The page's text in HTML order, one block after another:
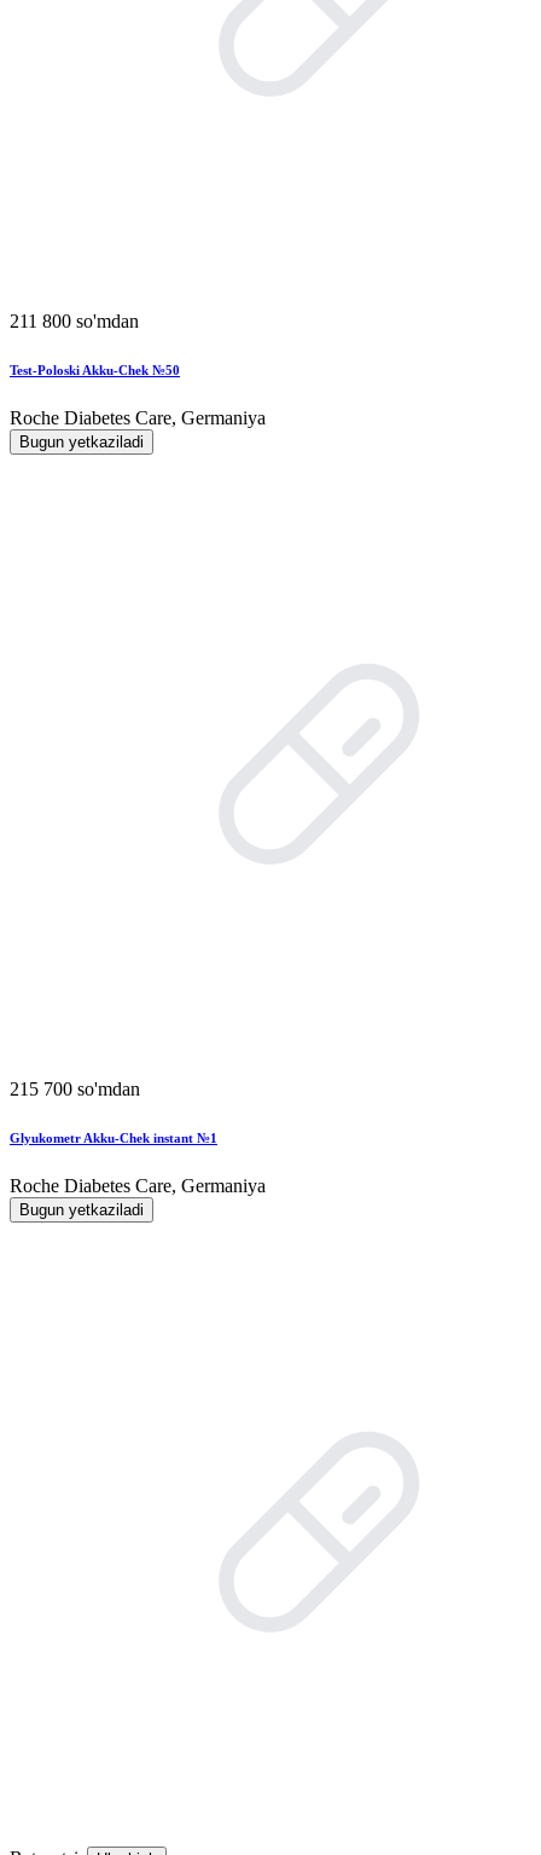
211 800 so'mdan
Test-Poloski Akku-Chek №50
Roche Diabetes Care, Germaniya
Bugun yetkaziladi
215 700 so'mdan
Glyukometr Akku-Chek instant №1
Roche Diabetes Care, Germaniya
Bugun yetkaziladi